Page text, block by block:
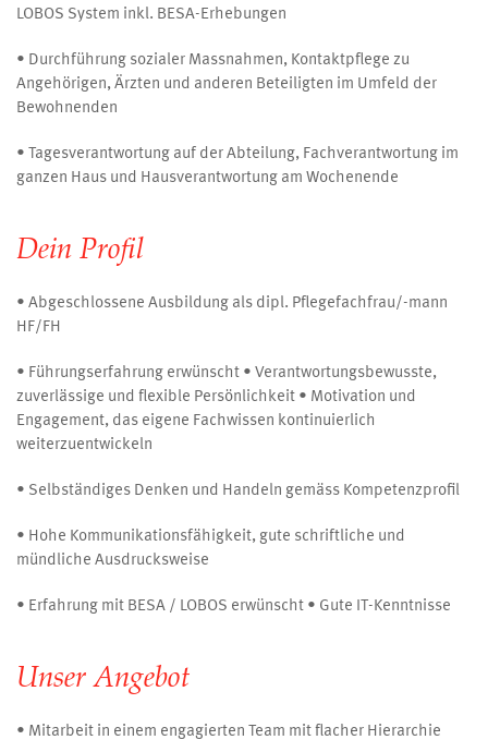
LOBOS System inkl. BESA-Erhebungen
• Durchführung sozialer Massnahmen, Kontaktpflege zu
Angehörigen, Ärzten und anderen Beteiligten im Umfeld der
Bewohnenden
• Tagesverantwortung auf der Abteilung, Fachverantwortung im
ganzen Haus und Hausverantwortung am Wochenende
Dein Profil
• Abgeschlossene Ausbildung als dipl. Pflegefachfrau/-mann
HF/FH
• Führungserfahrung erwünscht • Verantwortungsbewusste,
zuverlässige und flexible Persönlichkeit • Motivation und
Engagement, das eigene Fachwissen kontinuierlich
weiterzuentwickeln
• Selbständiges Denken und Handeln gemäss Kompetenzprofil
• Hohe Kommunikationsfähigkeit, gute schriftliche und
mündliche Ausdrucksweise
• Erfahrung mit BESA / LOBOS erwünscht • Gute IT-Kenntnisse
Unser Angebot
• Mitarbeit in einem engagierten Team mit flacher Hierarchie